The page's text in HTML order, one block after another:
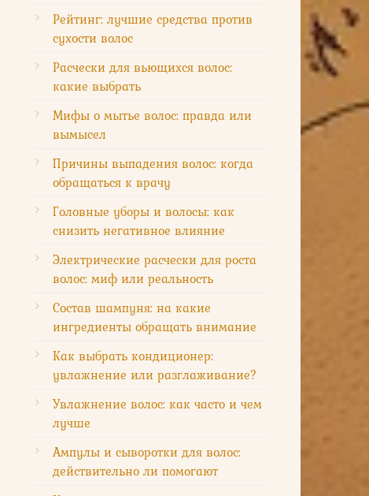
Рейтинг: лучшие средства против
сухости волос
Расчески для вьющихся волос:
какие выбрать
Мифы о мытье волос: правда или
вымысел
Причины выпадения волос: когда
обращаться к врачу
Головные уборы и волосы: как
снизить негативное влияние
Электрические расчески для роста
волос: миф или реальность
Состав шампуня: на какие
ингредиенты обращать внимание
Как выбрать кондиционер:
увлажнение или разглаживание?
Увлажнение волос: как часто и чем
лучше
Ампулы и сыворотки для волос:
действительно ли помогают